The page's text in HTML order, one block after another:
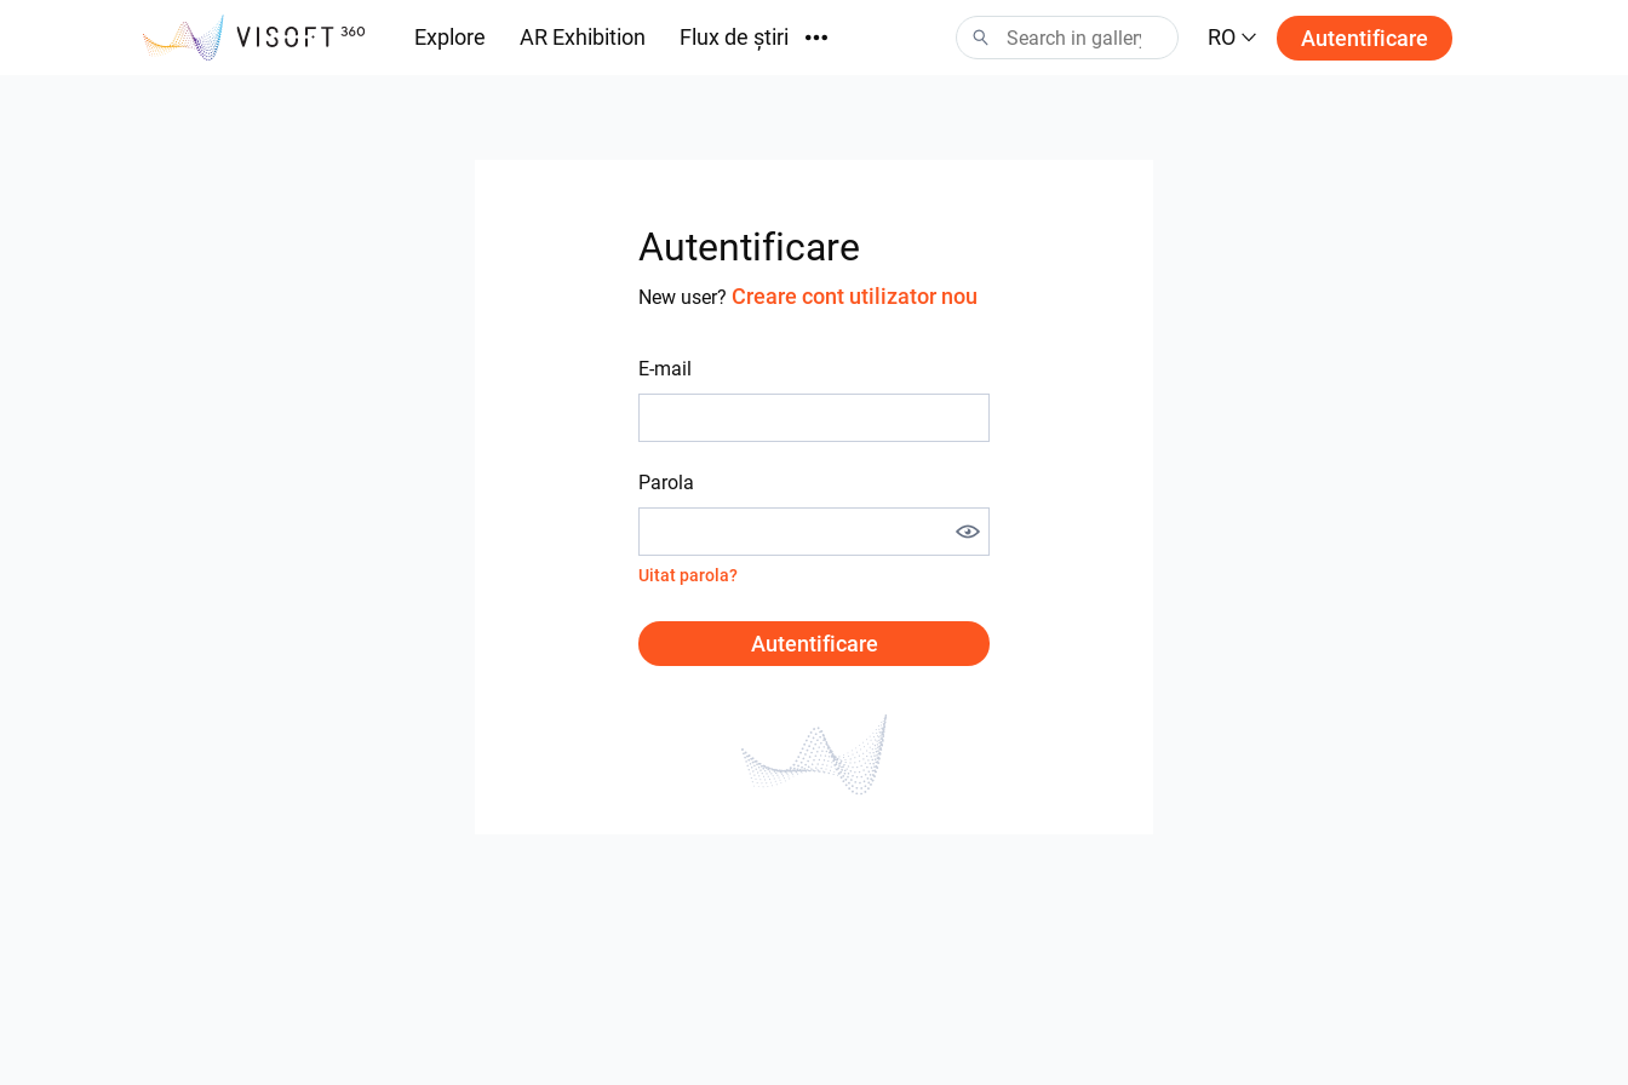
Explore AR Exhibition Flux de știri RO Autentificare
Autentificare
New user? Creare cont utilizator nou
E-mail
Parola
Uitat parola?
Autentificare